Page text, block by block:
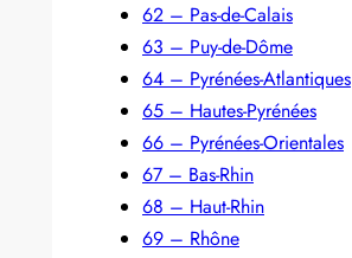
62 – Pas-de-Calais
63 – Puy-de-Dôme
64 – Pyrénées-Atlantiques
65 – Hautes-Pyrénées
66 – Pyrénées-Orientales
67 – Bas-Rhin
68 – Haut-Rhin
69 – Rhône